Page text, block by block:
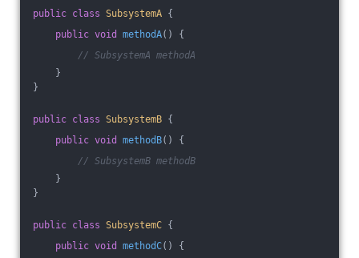
public class SubsystemA {
public void methodA()
{
// SubsystemA methodA
}
}
public class SubsystemB {
public void methodB()
{
// SubsystemB methodB
}
}
public class SubsystemC {
public void methodC() {